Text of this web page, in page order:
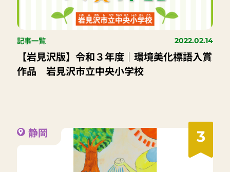
記事一覧 2022.02.14
【岩見沢版】令和３年度｜環境美化標語入賞
作品 岩見沢市立中央小学校
3
静岡